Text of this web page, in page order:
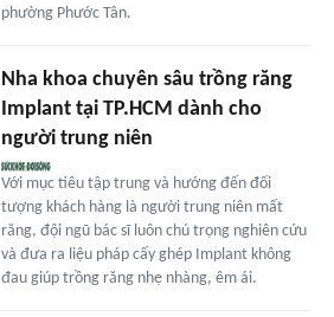
phường Phước Tân.
Nha khoa chuyên sâu trồng răng
Implant tại TP.HCM dành cho
người trung niên
Với mục tiêu tập trung và hướng đến đối
tượng khách hàng là người trung niên mất
răng, đội ngũ bác sĩ luôn chú trọng nghiên cứu
và đưa ra liệu pháp cấy ghép Implant không
đau giúp trồng răng nhẹ nhàng, êm ái.